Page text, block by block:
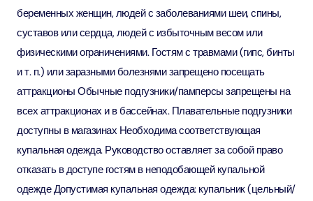
беременных женщин, людей с заболеваниями шеи, спины,
суставов или сердца, людей с избыточным весом или
физическими ограничениями. Гостям с травмами (гипс, бинты
и т. п.) или заразными болезнями запрещено посещать
аттракционы Обычные подгузники/памперсы запрещены на
всех аттракционах и в бассейнах. Плавательные подгузники
доступны в магазинах Необходима соответствующая
купальная одежда. Руководство оставляет за собой право
отказать в доступе гостям в неподобающей купальной
одежде Допустимая купальная одежда: купальник (цельный/